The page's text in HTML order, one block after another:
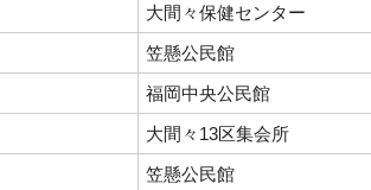
大間々保健センター
笠懸公民館
福岡中央公民館
大間々13区集会所
笠懸公民館